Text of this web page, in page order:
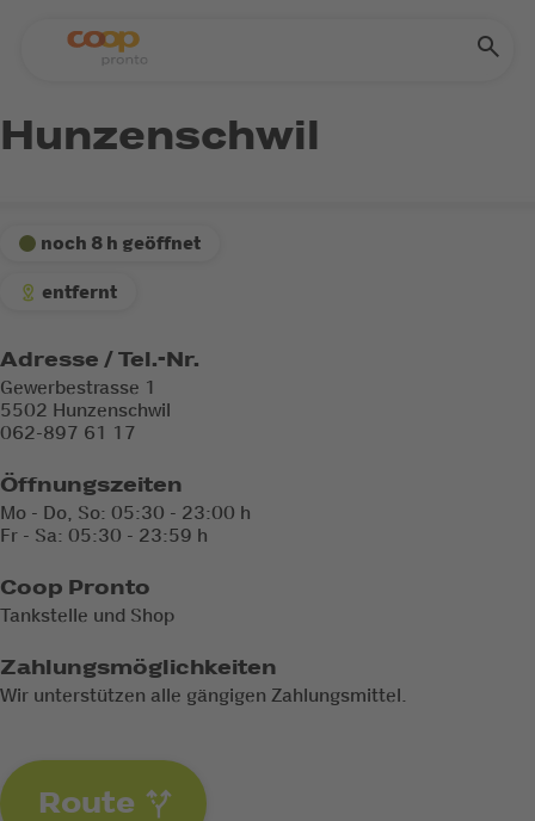
noch 8 h geöffnet
Hunzenschwil
entfernt
Adresse / Tel.-Nr.
Gewerbestrasse 1
5502 Hunzenschwil
062-897 61 17
Öffnungszeiten
Mo - Do, So: 05:30 - 23:00 h
Fr - Sa: 05:30 - 23:59 h
Coop Pronto
Tankstelle und Shop
Zahlungsmöglichkeiten
Wir unterstützen alle gängigen Zahlungsmittel.
Route